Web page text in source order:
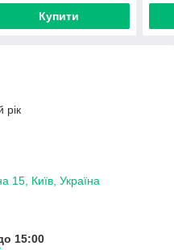
Купити
рік
15, Київ, Україна
15:00